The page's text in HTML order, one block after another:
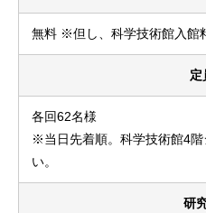
無料 ※但し、科学技術館入館
定
各回62名様
※当日先着順。科学技術館4
い。
研